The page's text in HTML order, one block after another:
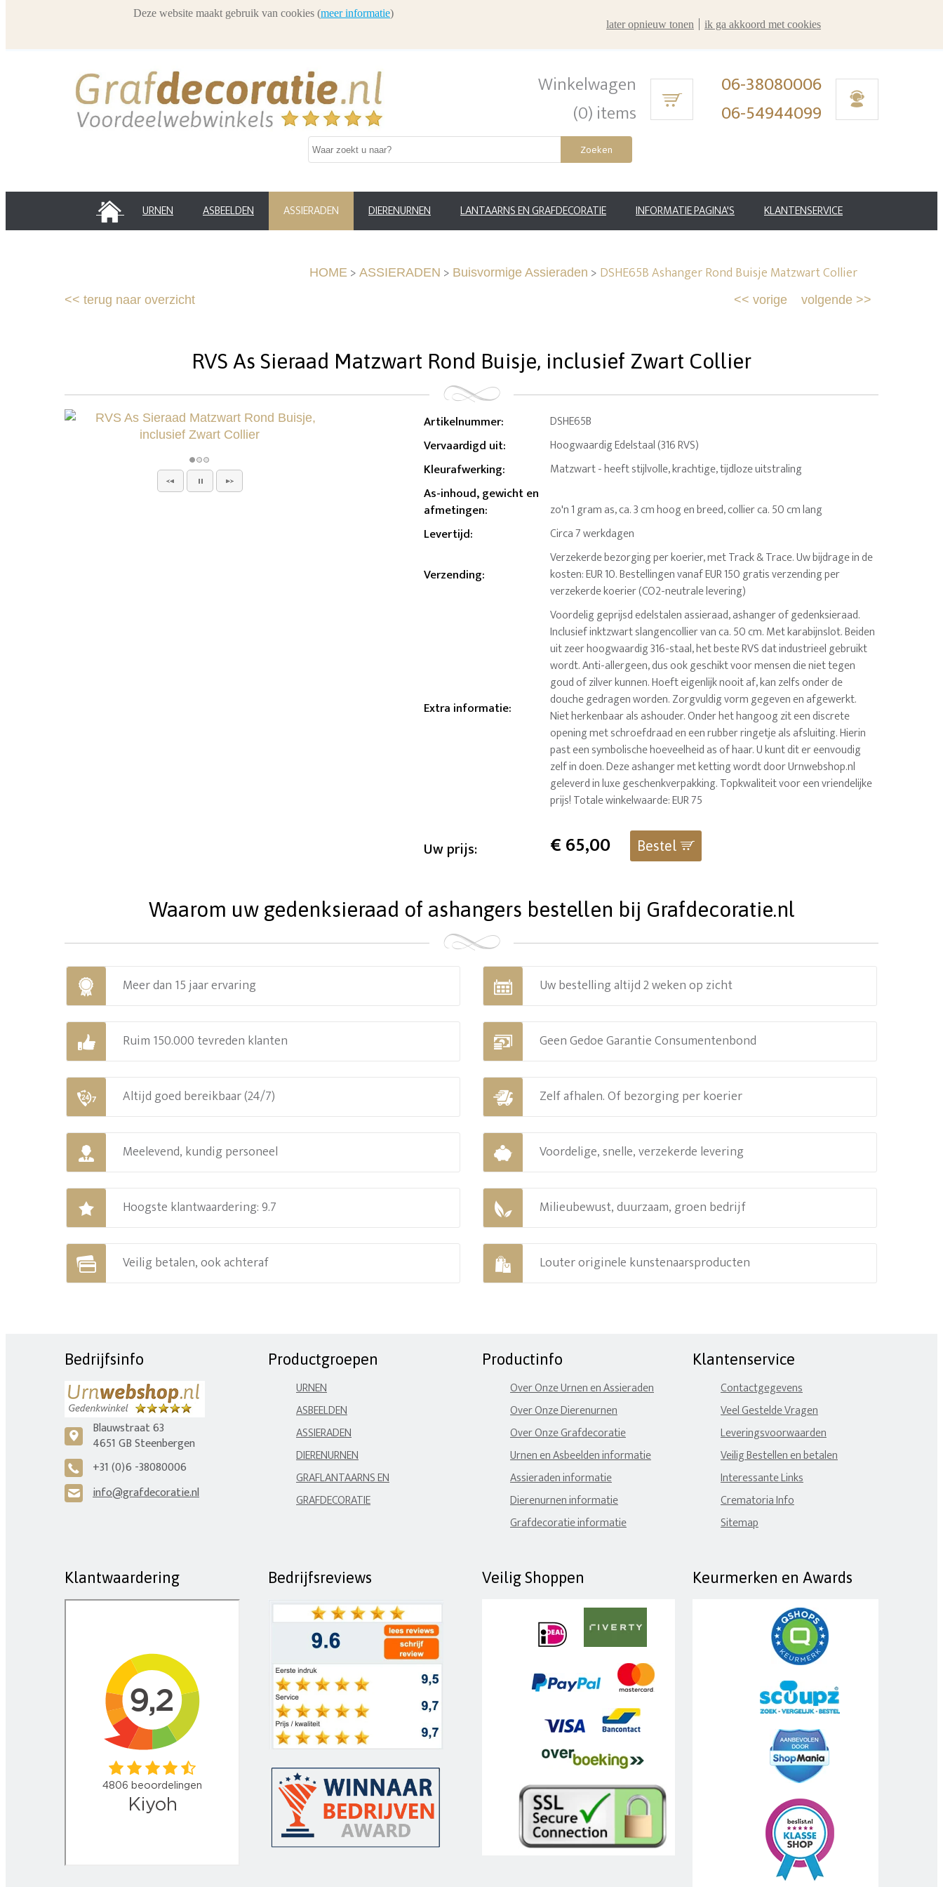
Winkelwagen
(0) items
06-38080006
06-54944099
Zoeken
HOME URNEN ASBEELDEN ASSIERADEN DIERENURNEN LANTAARNS EN GRAFDECORATIE INFORMATIE PAGINA'S KLANTENSERVICE
HOME > ASSIERADEN > Buisvormige Assieraden > DSHE65B Ashanger Rond Buisje Matzwart Collier
<< terug naar overzicht volgende >>
<< vorige
RVS As Sieraad Matzwart Rond Buisje, inclusief Zwart Collier
Artikelnummer: DSHE65B
Vervaardigd uit: Hoogwaardig Edelstaal (316 RVS)
Kleurafwerking: Matzwart - heeft stijlvolle, krachtige, tijdloze uitstraling
As-inhoud, gewicht en
afmetingen: zo'n 1 gram as, ca. 3 cm hoog en breed, collier ca. 50 cm lang
Levertijd: Circa 7 werkdagen
Verzending:
Verzekerde bezorging per koerier, met Track & Trace. Uw bijdrage in de
kosten: EUR 10. Bestellingen vanaf EUR 150 gratis verzending per
verzekerde koerier (CO2-neutrale levering)
Extra informatie:
Voordelig geprijsd edelstalen assieraad, ashanger of gedenksieraad.
Inclusief inktzwart slangencollier van ca. 50 cm. Met karabijnslot. Beiden
uit zeer hoogwaardig 316-staal, het beste RVS dat industrieel gebruikt
wordt. Anti-allergeen, dus ook geschikt voor mensen die niet tegen
goud of zilver kunnen. Hoeft eigenlijk nooit af, kan zelfs onder de
douche gedragen worden. Zorgvuldig vorm gegeven en afgewerkt.
Niet herkenbaar als ashouder. Onder het hangoog zit een discrete
opening met schroefdraad en een rubber ringetje als afsluiting. Hierin
past een symbolische hoeveelheid as of haar. U kunt dit er eenvoudig
zelf in doen. Deze ashanger met ketting wordt door Urnwebshop.nl
geleverd in luxe geschenkverpakking. Topkwaliteit voor een vriendelijke
prijs! Totale winkelwaarde: EUR 75
Uw prijs: €65,00 Bestel
Waarom uw gedenksieraad of ashangers bestellen bij Grafdecoratie.nl
Meer dan 15 jaar ervaring Uw bestelling altijd 2 weken op zicht
Ruim 150.000 tevreden klanten Geen Gedoe Garantie Consumentenbond
Altijd goed bereikbaar (24/7) Zelf afhalen. Of bezorging per koerier
Meelevend, kundig personeel Voordelige, snelle, verzekerde levering
Hoogste klantwaardering: 9.7 Milieubewust, duurzaam, groen bedrijf
Veilig betalen, ook achteraf Louter originele kunstenaarsproducten
Bedrijfsinfo
c
Blauwstraat 63
4651 GB Steenbergen
A +31 (0)6 -38080006
H info@grafdecoratie.nl
Productgroepen
URNEN
ASBEELDEN
ASSIERADEN
DIERENURNEN
GRAFLANTAARNS EN
GRAFDECORATIE
Productinfo
Over Onze Urnen en Assieraden
Over Onze Dierenurnen
Over Onze Grafdecoratie
Urnen en Asbeelden informatie
Assieraden informatie
Dierenurnen informatie
Grafdecoratie informatie
Klantenservice
Contactgegevens
Veel Gestelde Vragen
Leveringsvoorwaarden
Veilig Bestellen en betalen
Interessante Links
Crematoria Info
Sitemap
Klantwaardering Bedrijfsreviews Veilig Shoppen Keurmerken en Awards
Deze website maakt gebruik van cookies (meer informatie)
later opnieuw tonen
ik ga akkoord met cookies